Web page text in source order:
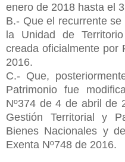
enero de 2018 hasta el
B.- Que el recurrente
la Unidad de
creada oficialmente por
2016.
C.- Que,
Patrimonio fue
Nº374 de 4 de abril de
Gestión Territorial y
Bienes Nacionales y
Exenta Nº748 de 2016.